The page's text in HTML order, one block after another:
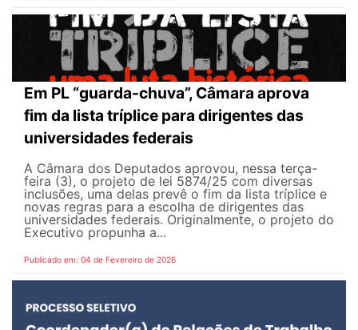
Em PL “guarda-chuva”, Câmara aprova
fim da lista tríplice para dirigentes das
universidades federais
A Câmara dos Deputados aprovou, nessa terça-
feira (3), o projeto de lei 5874/25 com diversas
inclusões, uma delas prevê o fim da lista tríplice e
novas regras para a escolha de dirigentes das
universidades federais. Originalmente, o projeto do
Executivo propunha a...
Publicado em: 04 de Fevereiro de 2026